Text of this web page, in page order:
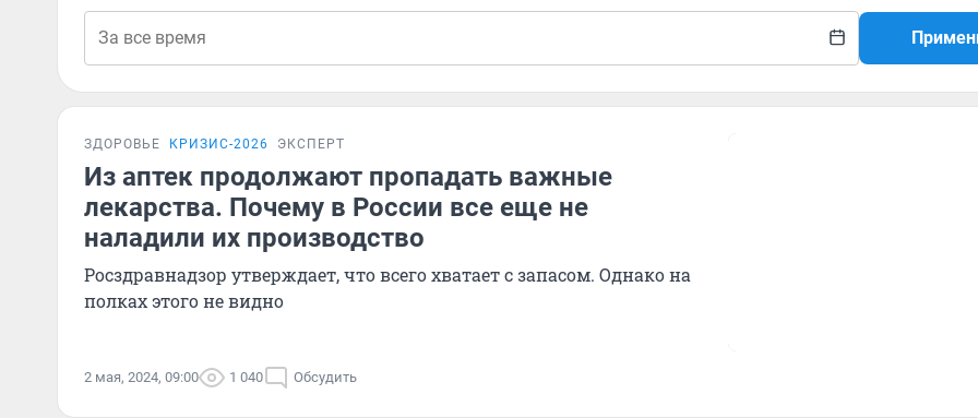
ЗДОРОВЬЕ КРИЗИС-2026 ЭКСПЕРТ
Из аптек продолжают пропадать важные
лекарства. Почему в России все еще не
наладили их производство
Росздравнадзор утверждает, что всего хватает с запасом. Однако на
полках этого не видно
2 мая, 2024, 09:00 1 040 Обсудить